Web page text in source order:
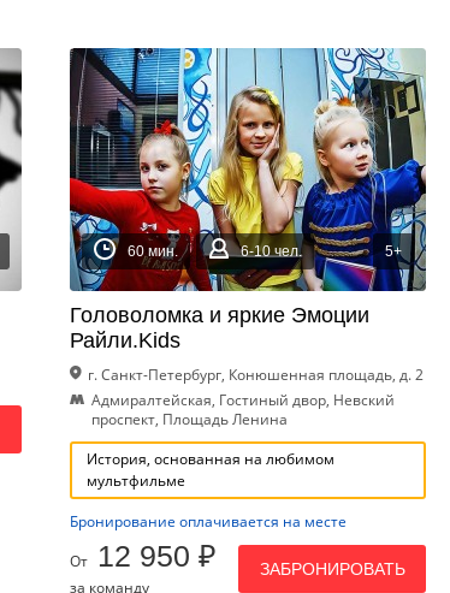
60 мин. 6-10 чел. 5+
Головоломка и яркие Эмоции
Райли.Kids
г. Санкт-Петербург, Конюшенная площадь, д. 2
Адмиралтейская, Гостиный двор, Невский
проспект, Площадь Ленина
История, основанная на любимом
мультфильме
Бронирование оплачивается на месте
От 12 950 ₽
за команду
ЗАБРОНИРОВАТЬ